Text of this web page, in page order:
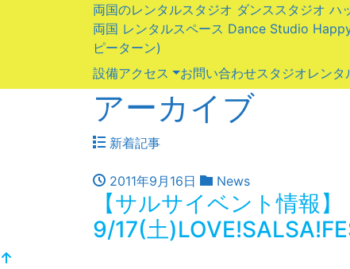
両国のレンタルスタジオ ダンススタジオ
両国 レンタルスペース Dance Studio
ピーターン)
設備アクセス お問い合わせスタジオレンタ
アーカイブ
新着記事
2011年9月16日 News
【サルサイベント情報】
9/17(土